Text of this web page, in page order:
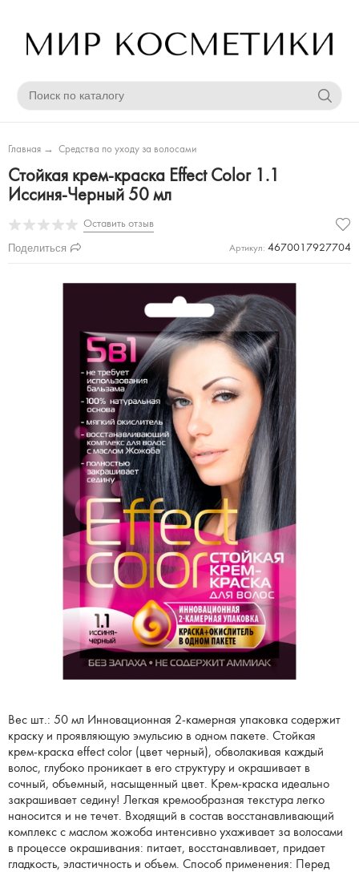
Главная → Средства по уходу за волосами
Стойкая крем-краска Effect Color 1.1
Иссиня-Черный 50 мл
Оставить отзыв
Поделиться Артикул: 4670017927704
Вес шт.: 50 мл Инновационная 2-камерная упаковка содержит
краску и проявляющую эмульсию в одном пакете. Стойкая
крем-краска effect color (цвет черный), обволакивая каждый
волос, глубоко проникает в его структуру и окрашивает в
сочный, объемный, насыщенный цвет. Крем-краска идеально
закрашивает седину! Легкая кремообразная текстура легко
наносится и не течет. Входящий в состав восстанавливающий
комплекс с маслом жожоба интенсивно ухаживает за волосами
в процессе окрашивания: питает, восстанавливает, придает
гладкость, эластичность и объем. Способ применения: Перед